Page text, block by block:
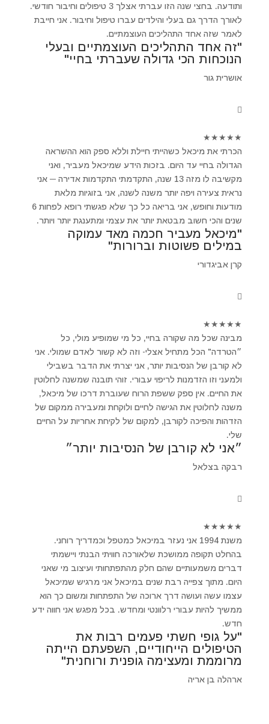
ותודעה. בחצי שנה הזו עברתי אצלך 3 טיפולים וחיבור חודשי.
לאורך הדרך גם בעלי והילדים עברו טיפול וחיבור. אני חייבת
לאמר שזה אחד התהליכים העוצמתיים.
"זה אחד התהליכים העוצמתיים ובעלי
הנוכחות הכי גדולה שעברתי בחיי"
אושרית גור
★
★
★
★
★
הכרתי את מיכאל כשהייתי חיילת וללא ספק הוא ההשראה
הגדולה בחיי עד היום. בזכות הידע שמיכאל מעביר, ואני
מקשיבה לו מזה 13 שנה, התקדמתי התקדמות אדירה ─ אני
נראית צעירה ויפה יותר משנה לשנה, אני בזוגיות מלאת
מודעות וחופש, אני בריאה כל כך שלא פגשתי רופא לפחות 6
שנים והכי חשוב מבטאת יותר את עצמי ומתענגת יותר ויותר.
"מיכאל מעביר חכמה מאד עמוקה
במילים פשוטות וברורות"
קרן אביגדורי
★
★
★
★
★
מבינה שכל מה שקורה בחיי, כל מי שמופיע מולי, כל
״הטרדה" הכל מתחיל אצלי- וזה לא קשור לאדם שמולי. אני
לא קורבן של הנסיבות יותר, אני יצרתי את הדבר בשבילי
ולמעני וזו הזדמנות לריפוי עבורי. זוהי תובנה שמשנה לחלוטין
את החיים. אין ספק ששפת הרוח שעוברת דרכו של מיכאל,
משנה לחלוטין את הגישה לחיים ולוקחת ומעבירה ממקום של
הזדהות והפיכה לקורבן, למקום של לקיחת אחריות על החיים
שלי.
״אני לא קורבן של הנסיבות יותר״
רבקה בצלאל
★
★
★
★
★
משנת 1994 אני נעזר במיכאל כמטפל וכמדריך רוחני.
בהחלט תקופה ממושכת שלאורכה חוויתי הבנתי ויישמתי
דברים משמעותיים שהם חלק מהתפתחותי ועיצוב מי שאני
היום. מתוך צפייה רבת שנים במיכאל אני מרגיש שמיכאל
עצמו עשה ועושה דרך ארוכה של התפתחות ומשום כך הוא
ממשיך להיות עבורי רלוונטי ומחדש. בכל מפגש אני חווה ידע
חדש.
"על גופי חשתי פעמים רבות את
הטיפולים הייחודיים, השפעתם הייתה
מרוממת ומעצימה גופנית ורוחנית"
ארהלה בן אריה